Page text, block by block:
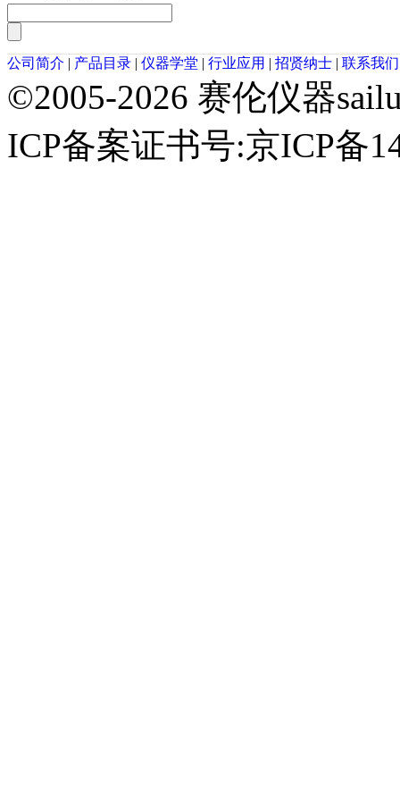
公司简介 | 产品目录 | 仪器学堂 | 行业应用 | 招贤纳士 | 联系我们
©2005-2026 赛伦仪器
ICP备案证书号:京ICP备